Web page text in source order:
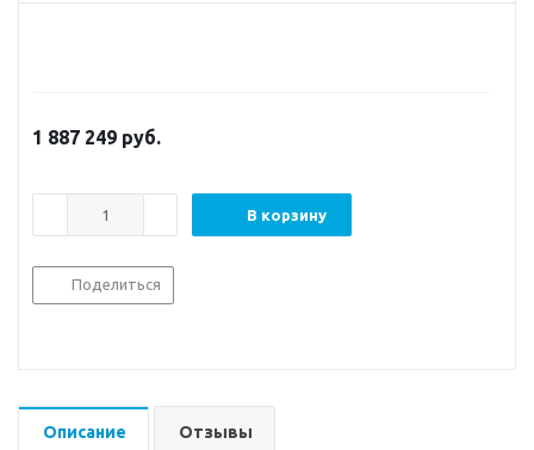
1 887 249 руб.
В корзину
Поделиться
Описание Отзывы